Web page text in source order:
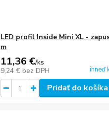
LED profil Inside Mini XL -
m
11,36 €/ks
9,24 € bez DPH ihneď
Pridať do košíka